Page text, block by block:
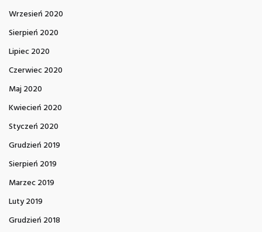
Wrzesień 2020
Sierpień 2020
Lipiec 2020
Czerwiec 2020
Maj 2020
Kwiecień 2020
Styczeń 2020
Grudzień 2019
Sierpień 2019
Marzec 2019
Luty 2019
Grudzień 2018